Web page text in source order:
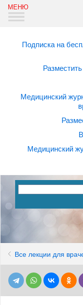
Подписка на
Медицинский
Медицинский
Все лекции для